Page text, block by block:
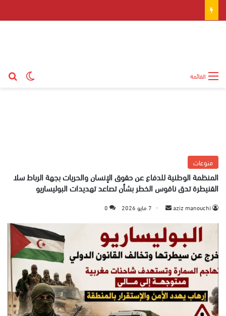
القائمة
منوعات
المنظمة الوطنية للدفاع عن حقوق الإنسان والحريات بجهة الرباط سلا
القنيطرة تدق ناقوس الخطر بشأن تصاعد تهديدات البوليساريو
aziz manouchi
س
ل
ب
ر
ي
د
ا
7 مايو 2026 0